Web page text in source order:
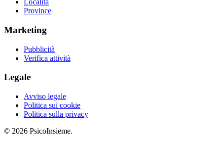
Località
Province
Marketing
Pubblicità
Verifica attività
Legale
Avviso legale
Politica sui cookie
Politica sulla privacy
© 2026 PsicoInsieme.